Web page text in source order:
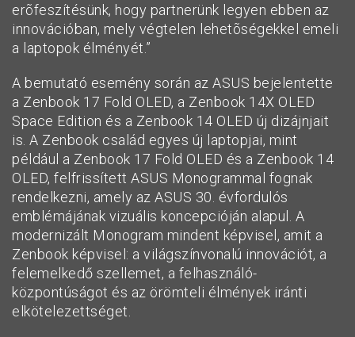
erõfeszítésünk, hogy partnerünk legyen ebben az
innovációban, mely végtelen lehetõségekkel emeli
a laptopok élményét.”
A bemutató esemény során az ASUS bejelentette
a Zenbook 17 Fold OLED, a Zenbook 14X OLED
Space Edition és a Zenbook 14 OLED új dizájnjait
is. A Zenbook család egyes új laptopjai, mint
például a Zenbook 17 Fold OLED és a Zenbook 14
OLED, felfrissített ASUS Monogrammal fognak
rendelkezni, amely az ASUS 30. évfordulós
emblémájának vizuális koncepcióján alapul. A
modernizált Monogram mindent képvisel, amit a
Zenbook képvisel: a világszínvonalú innovációt, a
felemelkedő szellemet, a felhasználó-
központúságot és az örömteli élmények iránti
elkötelezettséget.